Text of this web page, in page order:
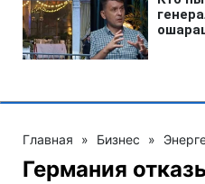
Главная » Бизнес »
Германия